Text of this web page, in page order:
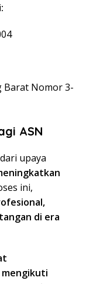
Barat Nomor 3-
ASN
upaya
ini,
di era
mengikuti